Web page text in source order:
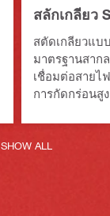
สลักเกลียว
สตัดเกลียวแบ
มาตรฐานสาก
เชื่อมต่อสายไ
การกัดกร่อนสูง
SHOW ALL